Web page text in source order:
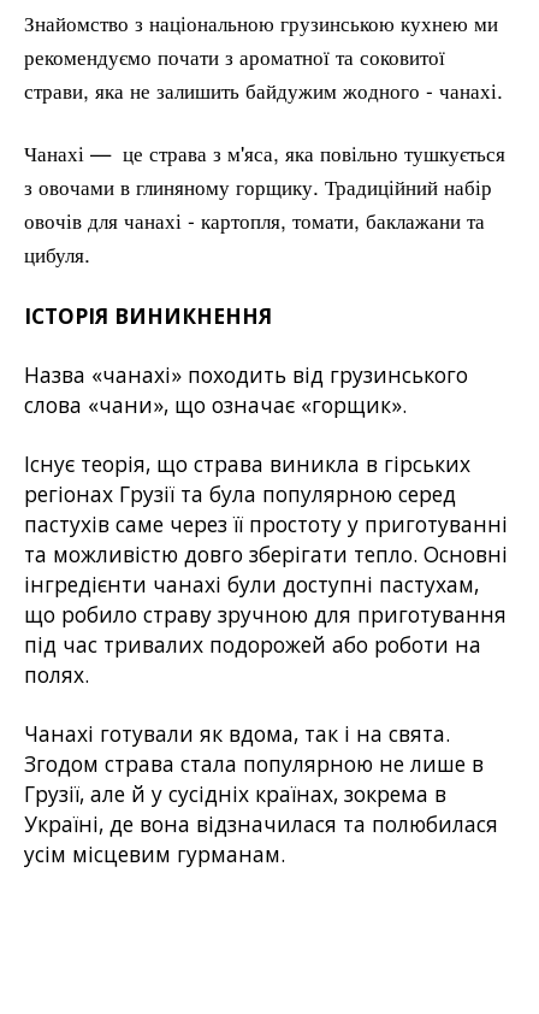
Знайомство з національною грузинською кухнею ми
рекомендуємо почати з ароматної та соковитої
страви, яка не залишить байдужим жодного - чанахі.
Чанахі — це страва з м'яса, яка повільно тушкується
з овочами в глиняному горщику. Традиційний набір
овочів для чанахі - картопля, томати, баклажани та
цибуля.
ІСТОРІЯ ВИНИКНЕННЯ
Назва «чанахі» походить від грузинського
слова «чани», що означає «горщик».
Існує теорія, що страва виникла в гірських
регіонах Грузії та була популярною серед
пастухів саме через її простоту у приготуванні
та можливістю довго зберігати тепло. Основні
інгредієнти чанахі були доступні пастухам,
що робило страву зручною для приготування
під час тривалих подорожей або роботи на
полях.
Чанахі готували як вдома, так і на свята.
Згодом страва стала популярною не лише в
Грузії, але й у сусідніх країнах, зокрема в
Україні, де вона відзначилася та полюбилася
усім місцевим гурманам.